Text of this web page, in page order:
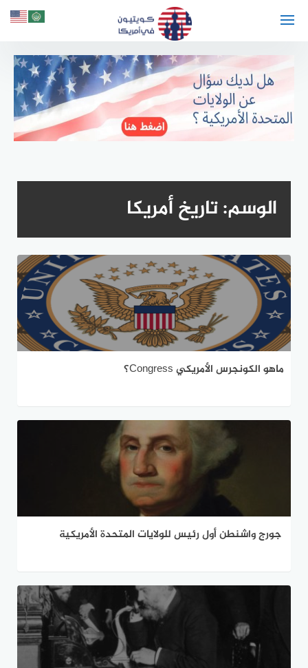
الوسم:تاريخ أمريكا
ماهو الكونجرس الأمريكي Congress؟
جورج واشنطن أول رئيس للولايات المتحدة الأمريكية